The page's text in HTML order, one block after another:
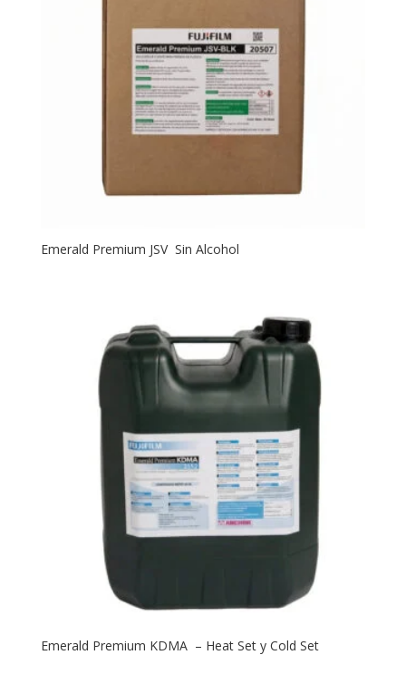
Emerald Premium JSV Sin Alcohol
Emerald Premium KDMA – Heat Set y Cold Set